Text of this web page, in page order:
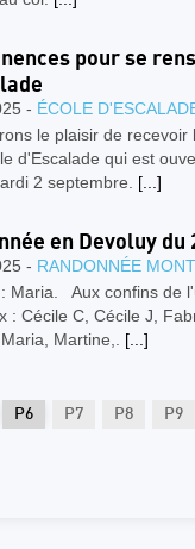
pour se
- ÉCOLE
le plaisir de
d'Escalade qui est
2 septembre. [...]
en Devoluy
- RANDONNÉE
Maria. Aux confins de
: Cécile C, Cécile J,
Martine,. [...]
P6 P7 P8 P9